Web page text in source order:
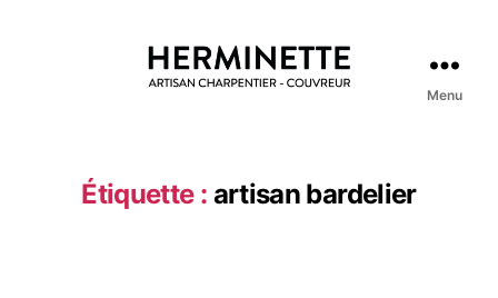
Menu
Étiquette : artisan bardelier